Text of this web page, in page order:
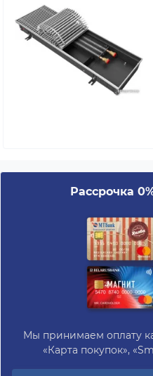
Рассрочка
Мы принимаем оплату
«Карта покупок»,